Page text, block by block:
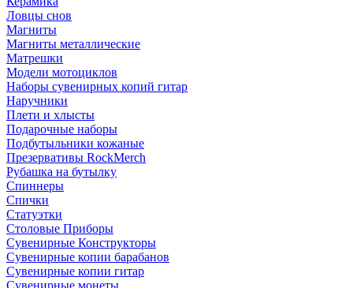
Ловцы снов
Магниты
Магниты металлические
Матрешки
Модели мотоциклов
Наборы сувенирных копий гитар
Наручники
Плети и хлысты
Подарочные наборы
Подбутыльники кожаные
Презервативы RockMerch
Рубашка на бутылку
Спиннеры
Спички
Статуэтки
Столовые Приборы
Сувенирные Конструкторы
Сувенирные копии барабанов
Сувенирные копии гитар
Сувенирные монеты